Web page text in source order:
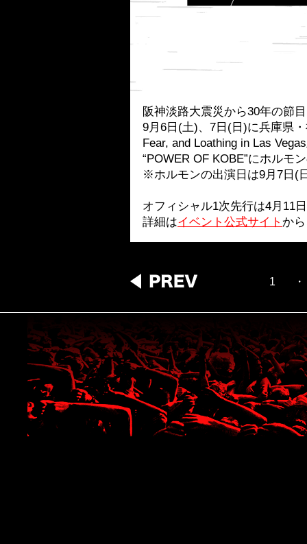
阪神淡路大震災から30年の節
9月6日(土)、7日(日)に兵庫県
Fear, and Loathing in Las
“POWER OF KOBE”にホルモ
※ホルモンの出演日は9月7日(
オフィシャル1次先行は4月11
詳細はイベント公式サイト か
1